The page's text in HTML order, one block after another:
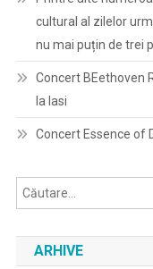
cultural al zilelor
nu mai puțin de trei
Concert BEethoven
la Iasi
Concert Essence of
ARHIVE